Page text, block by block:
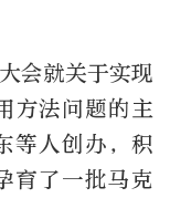
会就关于实现
方法问题的主
等人创办，积
育了一批马克